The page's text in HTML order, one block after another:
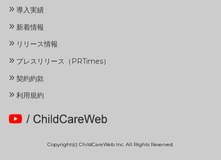
» 導入実績
» 新着情報
» リリース情報
» プレスリリース（PRTimes）
» 契約約款
» 利用規約
Copyright(c) ChildCareWeb Inc. All Rights Reserved.